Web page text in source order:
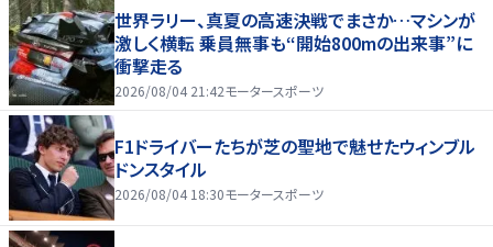
世界ラリー、真夏の高速決戦でまさか…マシンが
激しく横転 乗員無事も“開始800mの出来事”に
衝撃走る
2026/08/04 21:42モータースポーツ
F1ドライバーたちが芝の聖地で魅せたウィンブル
ドンスタイル
2026/08/04 18:30モータースポーツ